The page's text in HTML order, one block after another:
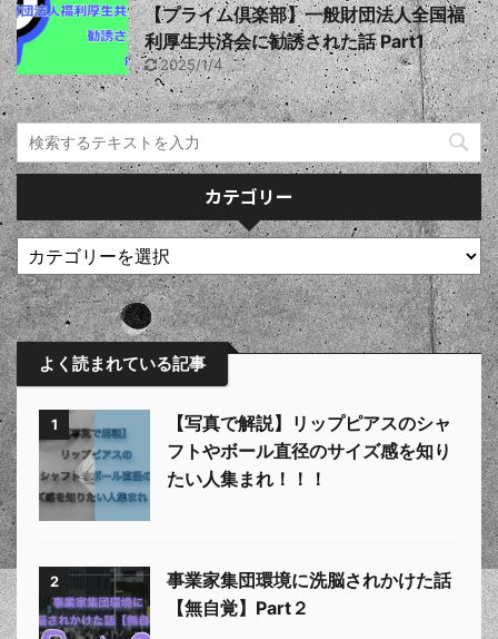
【プライム倶楽部】一般財団法人全国福
利厚生共済会に勧誘された話 Part1
2025/1/4
カテゴリー
よく読まれている記事
1
【写真で解説】リップピアスのシャ
フトやボール直径のサイズ感を知り
たい人集まれ！！！
2
事業家集団環境に洗脳されかけた話
【無自覚】Part２